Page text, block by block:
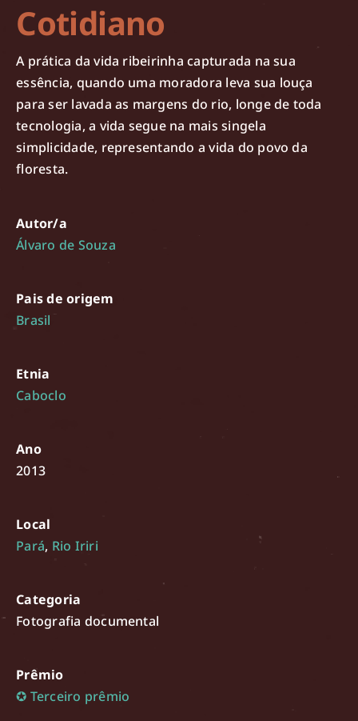
Cotidiano
A prática da vida ribeirinha capturada na sua
essência, quando uma moradora leva sua louça
para ser lavada as margens do rio, longe de toda
tecnologia, a vida segue na mais singela
simplicidade, representando a vida do povo da
floresta.
Autor/a
Álvaro de Souza
Pais de origem
Brasil
Etnia
Caboclo
Ano
2013
Local
Pará, Rio Iriri
Categoria
Fotografia documental
Prêmio
✪ Terceiro prêmio